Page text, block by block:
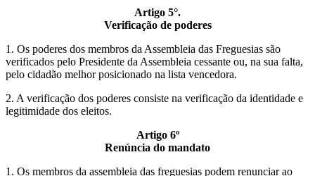
Artigo 5°.
Verificação de poderes
1. Os poderes dos membros da Assembleia das Freguesias são
verificados pelo Presidente da Assembleia cessante ou, na sua falta,
pelo cidadão melhor posicionado na lista vencedora.
2. A verificação dos poderes consiste na verificação da identidade e
legitimidade dos eleitos.
Artigo 6º
Renúncia do mandato
1. Os membros da assembleia das freguesias podem renunciar ao